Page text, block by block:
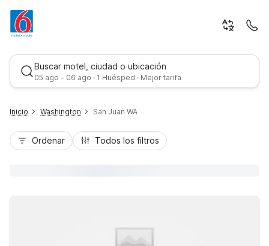
Buscar motel, ciudad o ubicación
05 ago - 06 ago · 1 Huésped · Mejor tarifa
Inicio Washington San Juan WA
Ordenar Todos los filtros